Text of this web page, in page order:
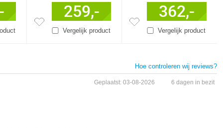
Vergelijk product
259,-
Vergelijk product
362,-
Hoe controleren wij reviews?
Geplaatst: 03-08-2026 6 dagen in bezit